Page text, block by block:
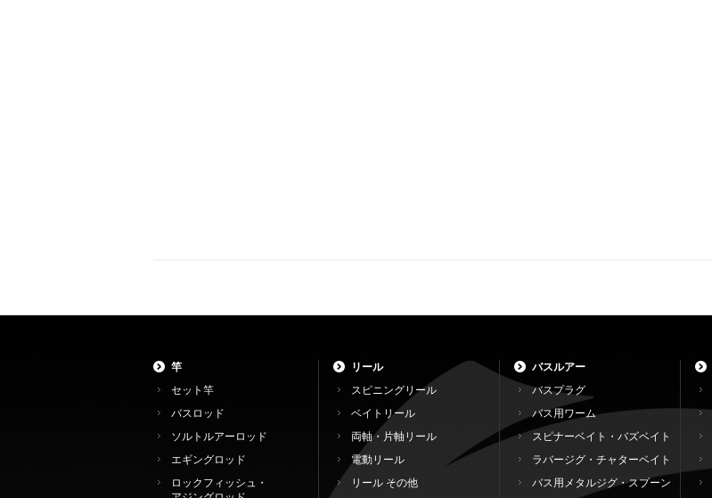
竿
セット竿
バスロッド
ソルトルアーロッド
エギングロッド
ロックフィッシュ・
リール
スピニングリール
ベイトリール
両軸・片軸リール
電動リール
リール その他
バスルアー
バスプラグ
バス用ワーム
スピナーベイト・バズベイト
ラバージグ・チャターベイト
バス用メタルジグ・スプーン